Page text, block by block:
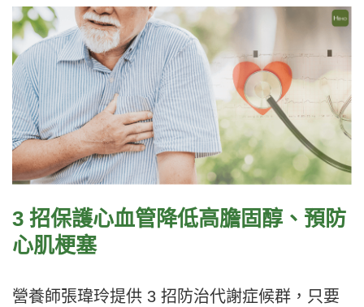
3 招保護心血管降低高膽固醇、預防
心肌梗塞
營養師張瑋玲提供 3 招防治代謝症候群，只要